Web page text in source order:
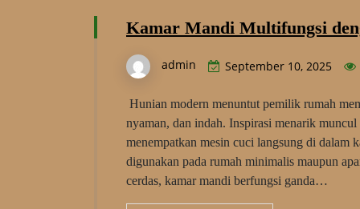
Kamar Mandi Multifungsi
admin September 10, 2025
Hunian modern menuntut pemilik rumah
nyaman, dan indah. Inspirasi menarik
menempatkan mesin cuci langsung di dalam
digunakan pada rumah minimalis maupun
cerdas, kamar mandi berfungsi ganda…